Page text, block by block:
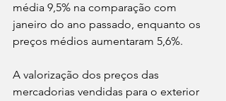
média 9,5% na comparação com
janeiro do ano passado, enquanto os
preços médios aumentaram 5,6%.
A valorização dos preços das
mercadorias vendidas para o exterior